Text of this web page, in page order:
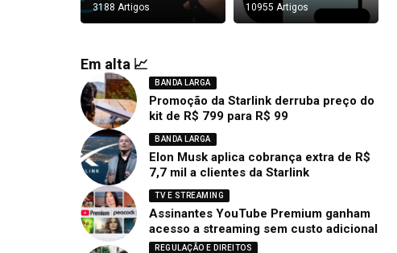
3188 Artigos 10955 Artigos
Em alta 📈
BANDA LARGA
Promoção da Starlink derruba preço do
kit de R$ 799 para R$ 99
BANDA LARGA
Elon Musk aplica cobrança extra de R$
7,7 mil a clientes da Starlink
TV E STREAMING
Assinantes YouTube Premium ganham
acesso a streaming sem custo adicional
REGULAÇÃO E DIREITOS